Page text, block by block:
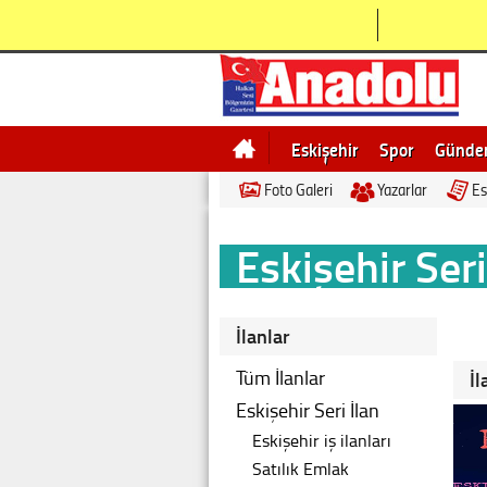
Eskişehir Spor
Bilecik
Ne demek
Foto Galeri Yazarlar
Eskişehir
İlanlar
Tüm İlanlar
Eskişehir Seri İlan
Eskişehir iş ilanları
Satılık Emlak